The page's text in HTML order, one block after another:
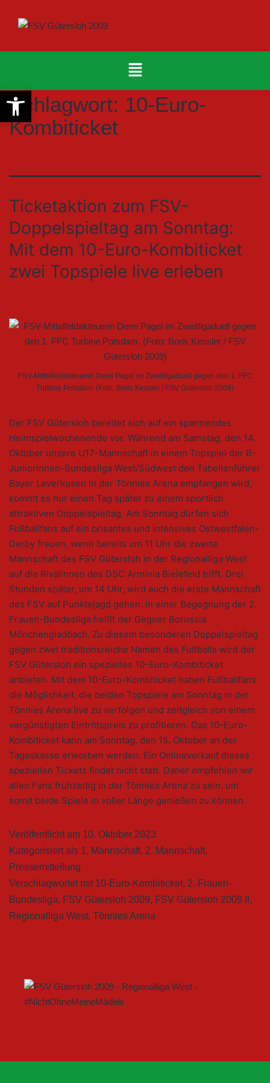
Schlagwort: 10-Euro-
Kombiticket
Ticketaktion zum FSV-
Doppelspieltag am Sonntag:
Mit dem 10-Euro-Kombiticket
zwei Topspiele live erleben
FSV-Mittelfeldakteuerin Demi Pagel im Zweitligaduell gegen den 1. FFC
Turbine Potsdam. (Foto: Boris Kessler / FSV Gütersloh 2009)
Der FSV Gütersloh bereitet sich auf ein spannendes
Heimspielwochenende vor. Während am Samstag, den 14.
Oktober unsere U17-Mannschaft in einem Topspiel der B-
Juniorinnen-Bundesliga West/Südwest den Tabellenführer
Bayer Leverkusen in der Tönnies Arena empfangen wird,
kommt es nur einen Tag später zu einem sportlich
attraktiven Doppelspieltag. Am Sonntag dürfen sich
Fußballfans auf ein brisantes und intensives Ostwestfalen-
Derby freuen, wenn bereits um 11 Uhr die zweite
Mannschaft des FSV Gütersloh in der Regionalliga West
auf die Rivalinnen des DSC Arminia Bielefeld trifft. Drei
Stunden später, um 14 Uhr, wird auch die erste Mannschaft
des FSV auf Punktejagd gehen. In einer Begegnung der 2.
Frauen-Bundesliga heißt der Gegner Borussia
Mönchengladbach. Zu diesem besonderen Doppelspieltag
gegen zwei traditionsreiche Namen des Fußballs wird der
FSV Gütersloh ein spezielles 10-Euro-Kombiticket
anbieten. Mit dem 10-Euro-Kombiticket haben Fußballfans
die Möglichkeit, die beiden Topspiele am Sonntag in der
Tönnies Arena live zu verfolgen und zeitgleich von einem
vergünstigten Eintrittspreis zu profitieren. Das 10-Euro-
Kombiticket kann am Sonntag, den 15. Oktober an der
Tageskasse erworben werden. Ein Onlineverkauf dieses
speziellen Tickets findet nicht statt. Daher empfehlen wir
allen Fans frühzeitig in der Tönnies Arena zu sein, um
somit beide Spiele in voller Länge genießen zu können.
Veröffentlicht am 10. Oktober 2023
Kategorisiert als 1. Mannschaft, 2. Mannschaft,
Pressemitteilung
Verschlagwortet mit 10-Euro-Kombiticket, 2. Frauen-
Bundesliga, FSV Gütersloh 2009, FSV Gütersloh 2009 II ,
Regionalliga West, Tönnies Arena
Werkzeugleiste öffnen